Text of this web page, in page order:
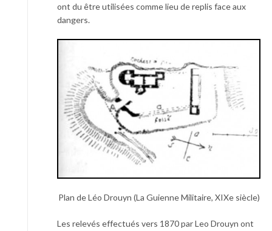
ont du être utilisées comme lieu de replis face aux
dangers.
Plan de Léo Drouyn (La Guienne Militaire, XIXe siècle)
Les relevés effectués vers 1870 par Leo Drouyn ont